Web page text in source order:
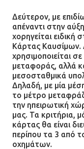
Δεύτερον, με
απέναντι στην
χορηγείται
Κάρτας Καυσίμων.
χρησιμοποιείται
μεταφοράς, αλλά
μεσοσταθμικά
Δηλαδή, με μία
το μέτρο
την ηπειρωτική
μας. Τα κριτήρια,
κάρτας θα είναι
περίπου τα 3 από
οχημάτων.